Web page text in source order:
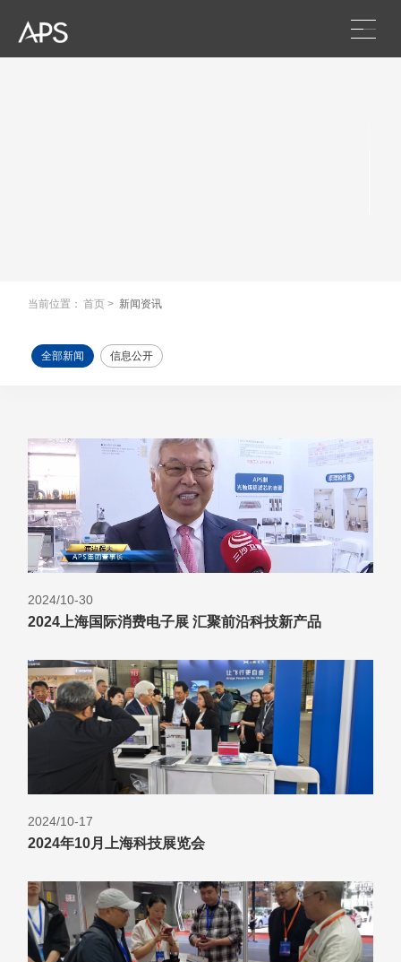
当前位置： 首页 > 新闻资讯
全部新闻 信息公开
2024/10-30
2024上海国际消费电子展 汇聚前沿科技新产品
2024/10-17
2024年10月上海科技展览会